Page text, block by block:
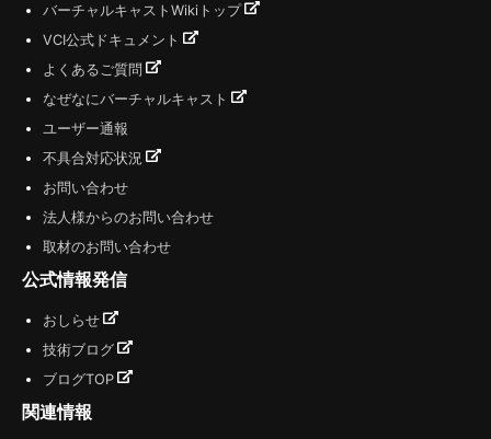
バーチャルキャストWikiトップ
VCI公式ドキュメント
よくあるご質問
なぜなにバーチャルキャスト
ユーザー通報
不具合対応状況
お問い合わせ
法人様からのお問い合わせ
取材のお問い合わせ
公式情報発信
おしらせ
技術ブログ
ブログTOP
関連情報